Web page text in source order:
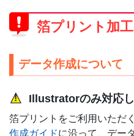
箔プリント加
データ作成について
Illustratorのみ対応
箔プリントをご利用いただ
作成ガイドに沿って、デー